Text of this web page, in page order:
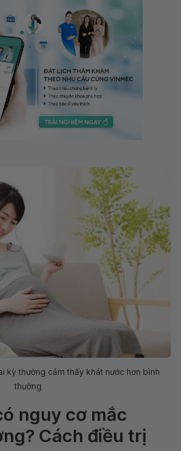
kỳ thường cảm thấy khát nước hơn bình
thường
nguy cơ mắc
Cách điều trị